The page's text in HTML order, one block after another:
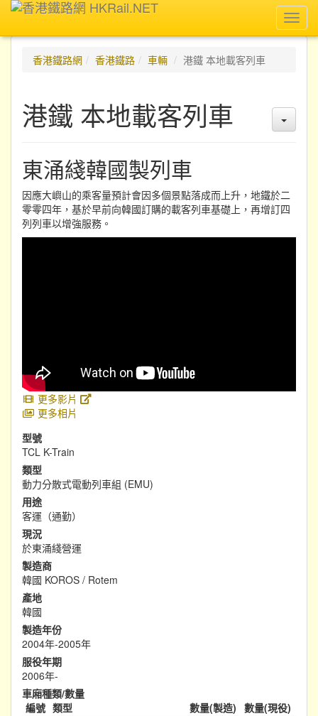
香港鐵路網
香港鐵路 車輛 港鐵 本地載客列車
港鐵 本地載客列車
東涌綫韓國製列車
因應大嶼山的乘客量預計會因多個景點落成而上升，地鐵於二
零零四年，基於早前向韓國訂購的載客列車基礎上，再增訂四
列列車以增強服務。
更多影片
更多相片
型號
TCL K-Train
類型
動力分散式電動列車組 (EMU)
用途
客運（通勤）
現況
於東涌綫營運
製造商
韓國 KOROS / Rotem
產地
韓國
製造年份
2004年-2005年
服役年期
2006年-
車廂種類/數量
編號 類型 數量(製造) 數量(現役)